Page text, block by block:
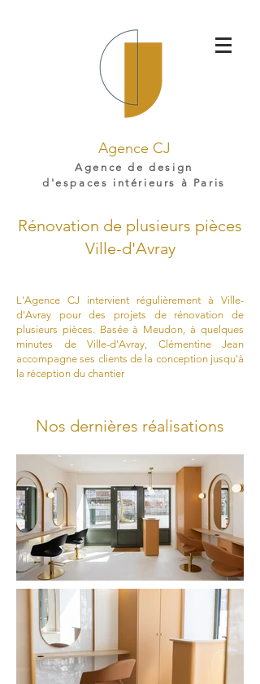
Agence CJ
Agence de design
d'espaces intérieurs à Paris
Rénovation de plusieurs pièces
Ville-d'Avray
L'Agence CJ intervient régulièrement à Ville-
d'Avray pour des projets de rénovation de
plusieurs pièces. Basée à Meudon, à quelques
minutes de Ville-d'Avray, Clémentine Jean
accompagne ses clients de la conception jusqu'à
la réception du chantier
Nos dernières réalisations